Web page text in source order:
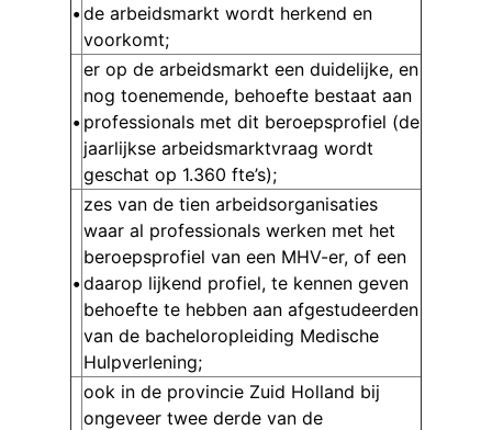
•de arbeidsmarkt wordt herkend en
voorkomt;
•
er op de arbeidsmarkt een duidelijke, en
nog toenemende, behoefte bestaat aan
professionals met dit beroepsprofiel (de
jaarlijkse arbeidsmarktvraag wordt
geschat op 1.360 fte’s);
•
zes van de tien arbeidsorganisaties
waar al professionals werken met het
beroepsprofiel van een MHV-er, of een
daarop lijkend profiel, te kennen geven
behoefte te hebben aan afgestudeerden
van de bacheloropleiding Medische
Hulpverlening;
ook in de provincie Zuid Holland bij
ongeveer twee derde van de